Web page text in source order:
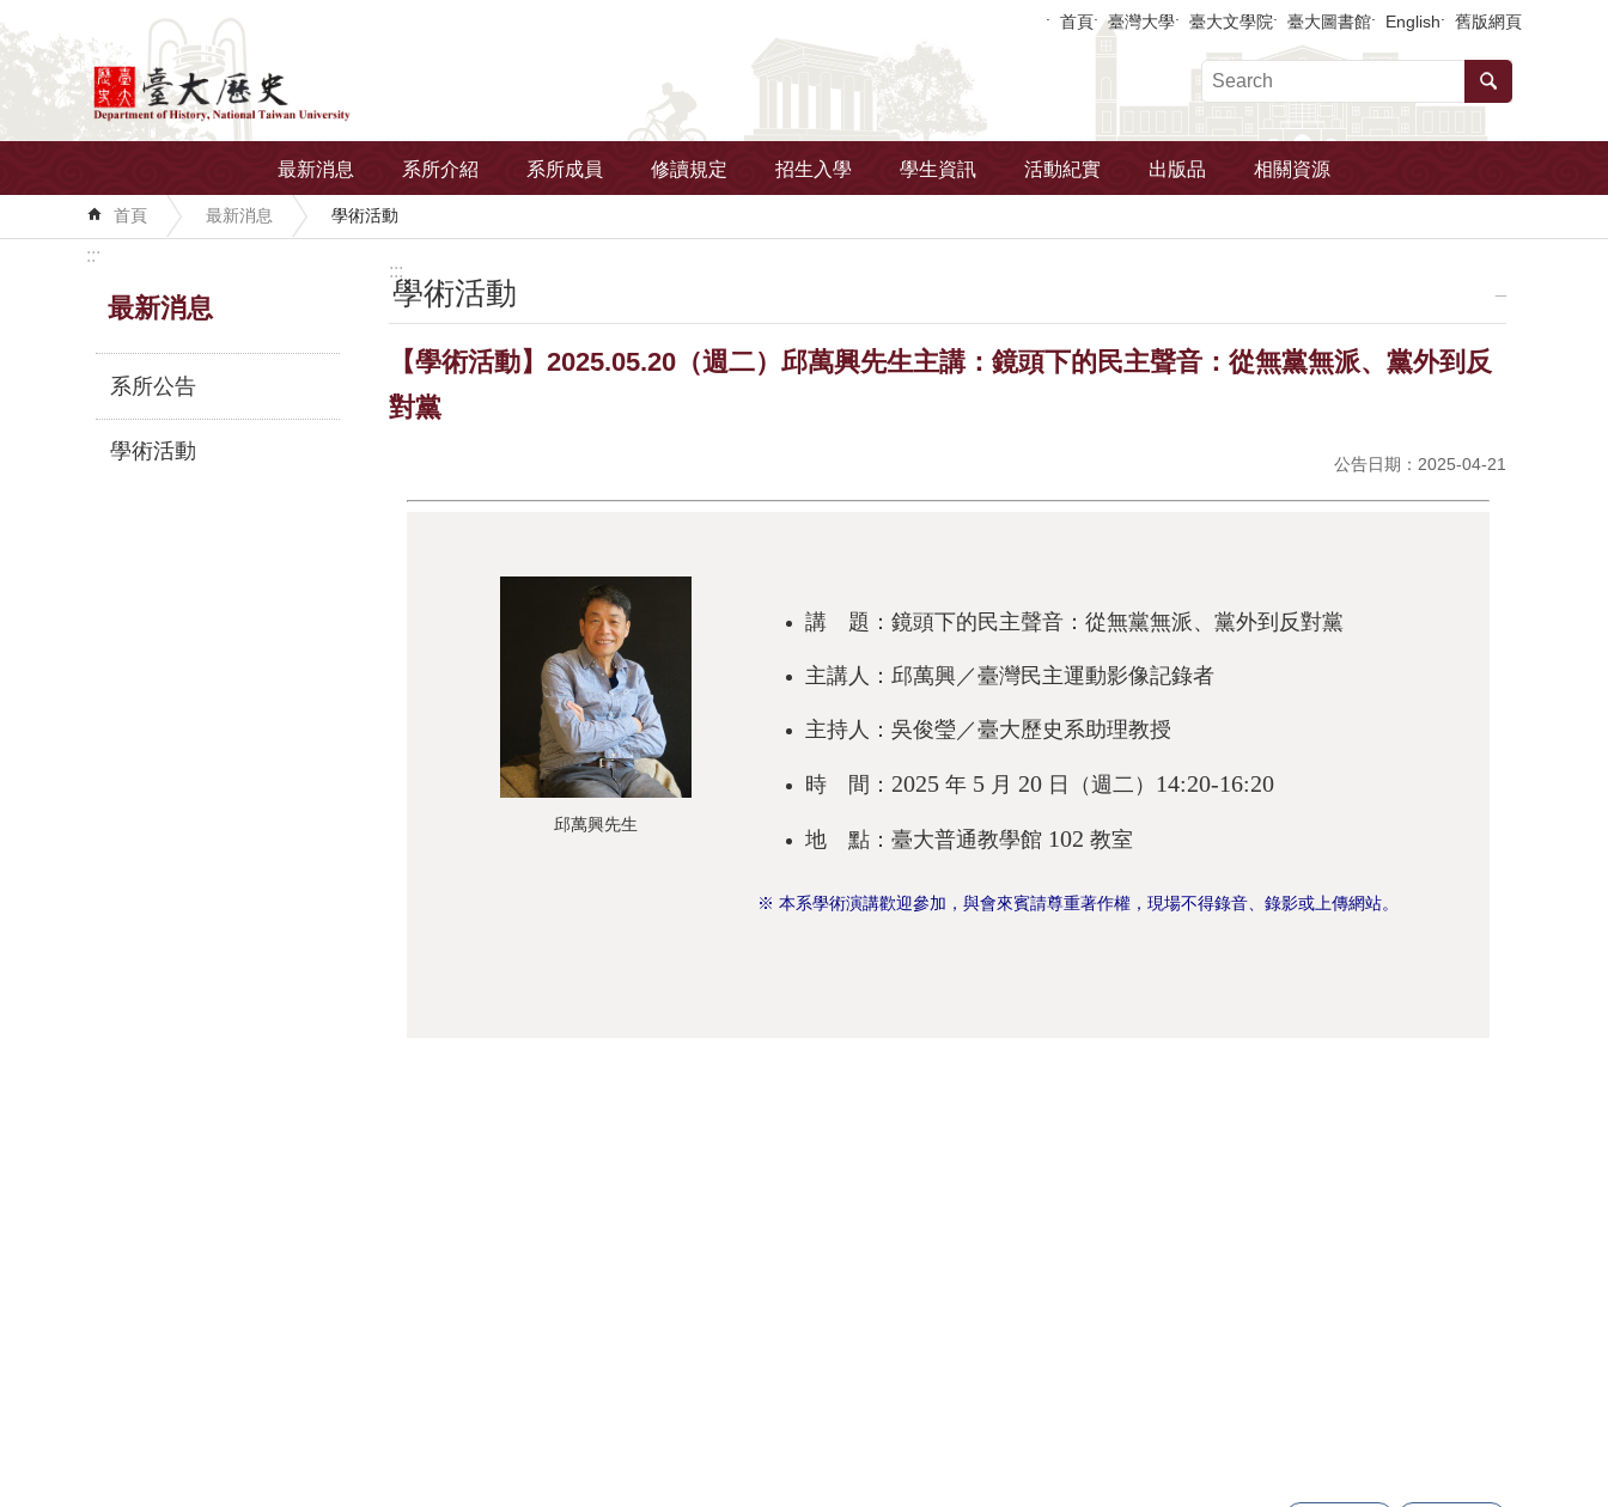
跳到主要內容區塊 首頁 臺灣大學 臺大文學院 臺大圖書館 English 舊版網頁
最新消息 系所介紹 系所成員 修讀規定 招生入學 學生資訊 活動紀實 出版品 相關資源
首頁 最新消息 學術活動
:::
最新消息
系所公告
學術活動
:::
學術活動
【學術活動】2025.05.20（週二）邱萬興先生主講：鏡頭下的民主聲音：從無黨無派、黨外到反
對黨
公告日期：2025-04-21
邱萬興先生
講 題：鏡頭下的民主聲音：從無黨無派、黨外到反對黨
主講人：邱萬興／臺灣民主運動影像記錄者
主持人：吳俊瑩／臺大歷史系助理教授
時 間： 2025 年 5 月 20 日（週二） 14:20-16:20
地 點：臺大普通教學館 102 教室
※ 本系學術演講歡迎參加，與會來賓請尊重著作權，現場不得錄音、錄影或上傳網站。